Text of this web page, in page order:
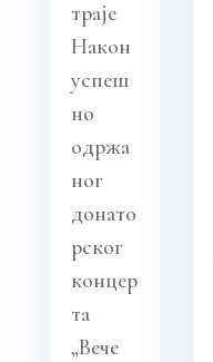
траје
Након
успеш
но
одржа
ног
донато
рског
концер
та
„Вече